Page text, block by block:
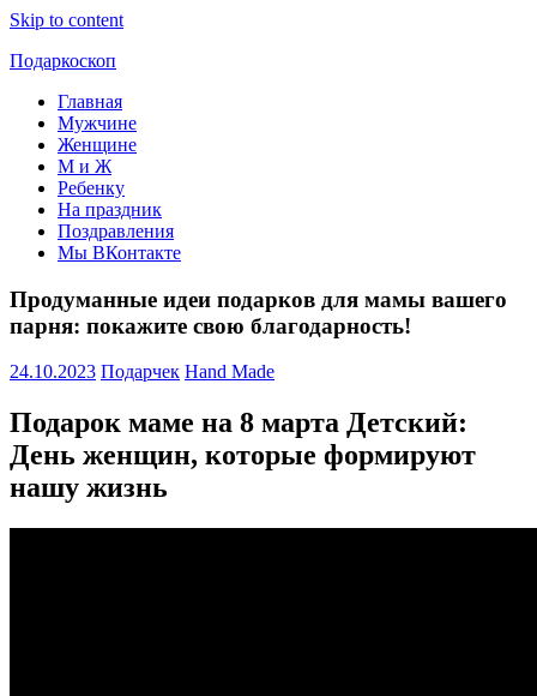
Skip to content
Подаркоскоп
Поможем
выбрать
подарить
Главная
Мужчине
Женщине
М и Ж
Ребенку
На праздник
Поздравления
Мы ВКонтакте
Продуманные идеи подарков для мамы вашего
парня: покажите свою благодарность!
24.10.2023 Подарчек Hand Made
Подарок маме на 8 марта Детский:
День женщин, которые формируют
нашу жизнь